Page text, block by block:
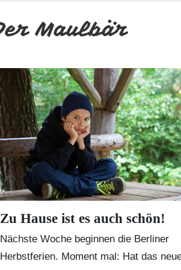
Zu Hause ist es auch schön!
Nächste Woche beginnen die Berliner
Herbstferien. Moment mal: Hat das